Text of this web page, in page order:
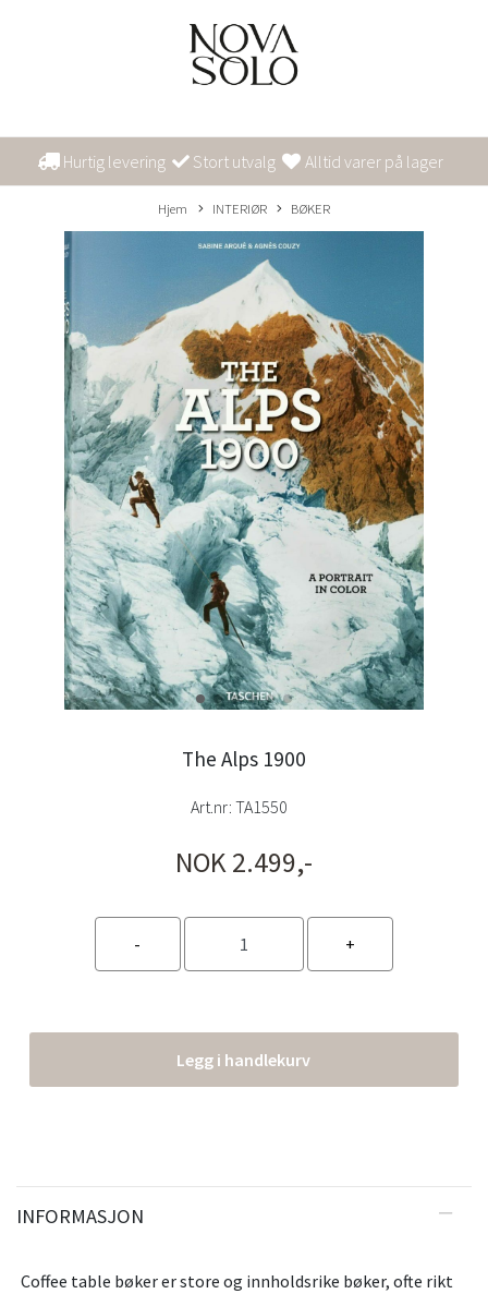
Hurtig levering Stort utvalg Alltid varer på lager
Hjem INTERIØR BØKER
The Alps 1900
Art.nr: TA1550
NOK 2.499,-
Legg i handlekurv
INFORMASJON
Coffee table bøker er store og innholdsrike bøker, ofte rikt